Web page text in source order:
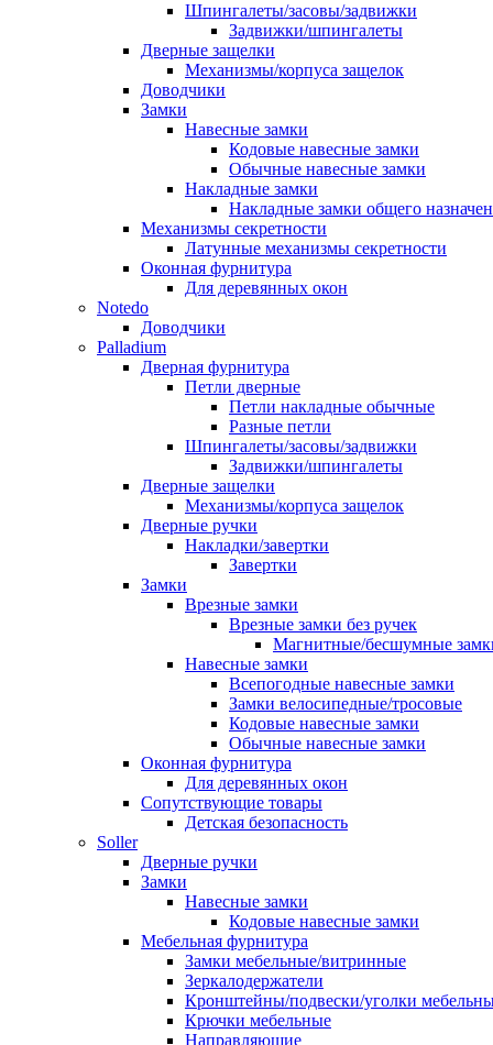
Шпингалеты/засовы/задвижки
Задвижки/шпингалеты
Дверные защелки
Механизмы/корпуса защелок
Доводчики
Замки
Навесные замки
Кодовые навесные замки
Обычные навесные замки
Накладные замки
Накладные замки общего
Механизмы секретности
Латунные механизмы секретности
Оконная фурнитура
Для деревянных окон
Notedo
Доводчики
Palladium
Дверная фурнитура
Петли дверные
Петли накладные обычные
Разные петли
Шпингалеты/засовы/задвижки
Задвижки/шпингалеты
Дверные защелки
Механизмы/корпуса защелок
Дверные ручки
Накладки/завертки
Завертки
Замки
Врезные замки
Врезные замки без ручек
Магнитные/бесшумные
Навесные замки
Всепогодные навесные замки
Замки велосипедные/тросовые
Кодовые навесные замки
Обычные навесные замки
Оконная фурнитура
Для деревянных окон
Сопутствующие товары
Детская безопасность
Soller
Дверные ручки
Замки
Навесные замки
Кодовые навесные замки
Мебельная фурнитура
Замки мебельные/витринные
Зеркалодержатели
Кронштейны/подвески/уголки
Крючки мебельные
Направляющие